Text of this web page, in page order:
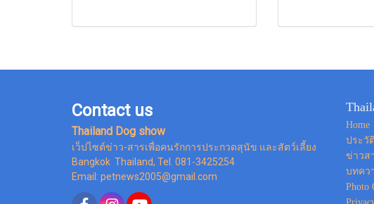
Contact us
Thailand Dog show
เว็ปไซต์ข่าว-สารเพื่อคนรักการประกวดสุนัข และสัตว์เลี้ยง
Bangkok Thailand, Tel. 081-3425254
Email: petnews2005@gmail.com
Home
ประวั
ข่าวส
บทคว
Photo